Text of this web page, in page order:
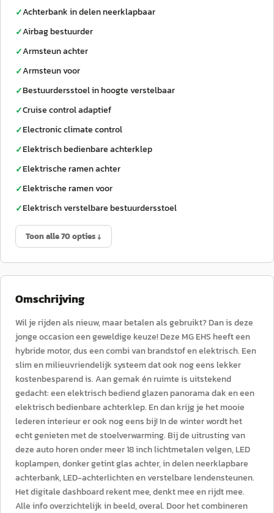
✓Achterbank in delen neerklapbaar
✓Airbag bestuurder
✓Armsteun achter
✓Armsteun voor
✓Bestuurdersstoel in hoogte verstelbaar
✓Cruise control adaptief
✓Electronic climate control
✓Elektrisch bedienbare achterklep
✓Elektrische ramen achter
✓Elektrische ramen voor
✓Elektrisch verstelbare bestuurdersstoel
Toon alle 70 opties ↓
Omschrijving
Wil je rijden als nieuw, maar betalen als gebruikt? Dan is deze
jonge occasion een geweldige keuze! Deze MG EHS heeft een
hybride motor, dus een combi van brandstof en elektrisch. Een
slim en milieuvriendelijk systeem dat ook nog eens lekker
kostenbesparend is. Aan gemak én ruimte is uitstekend
gedacht: een elektrisch bediend glazen panorama dak en een
elektrisch bedienbare achterklep. En dan krijg je het mooie
lederen interieur er ook nog eens bij! In de winter wordt het
echt genieten met de stoelverwarming. Bij de uitrusting van
deze auto horen onder meer 18 inch lichtmetalen velgen, LED
koplampen, donker getint glas achter, in delen neerklapbare
achterbank, LED-achterlichten en verstelbare lendensteunen.
Het digitale dashboard rekent mee, denkt mee en rijdt mee.
Alle info overzichtelijk in beeld, overal. Door het combineren